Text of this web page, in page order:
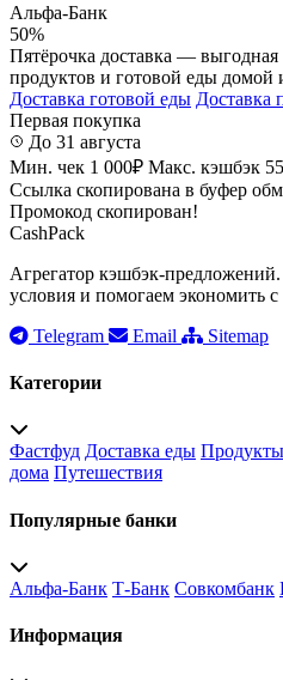
Альфа-Банк
50%
Пятёрочка доставка —
продуктов и готовой еды домой
Доставка готовой еды Доставка
Первая покупка
До 31 августа
Мин. чек 1 000₽ Макс. кэшбэк
Ссылка скопирована в буфер
Промокод скопирован!
CashPack
Агрегатор кэшбэк-
условия и помогаем экономить
Telegram
Email Sitemap
Категории
Фастфуд Доставка еды Продукты
дома Путешествия
Популярные банки
Альфа-Банк Т-Банк Совкомбанк
Информация